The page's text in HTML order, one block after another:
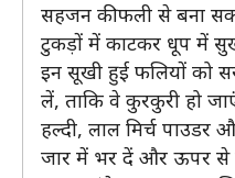
सहजन की फली से बना
टुकड़ों में काटकर धूप में
इन सूखी हुई फलियों को
लें, ताकि वे कुरकुरी हो
हल्दी, लाल मिर्च पाउडर
जार में भर दें और ऊपर से